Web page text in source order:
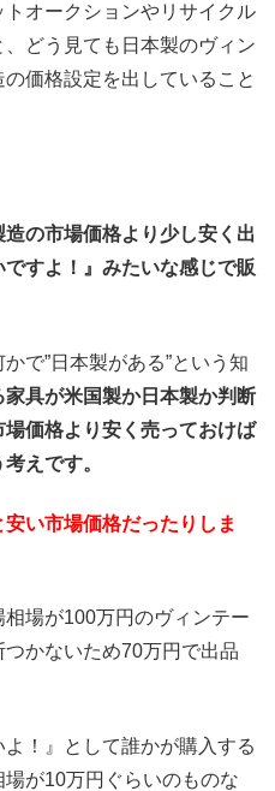
オークションやリサイクル
どう見ても日本製のヴィン
価格設定を出していること
造の市場価格より少し安く出
すよ！』みたいな感じで販
で”日本製がある”という知
家具が米国製か日本製か判断
価格より安く売っておけば
えです。
い市場価格だったりしま
場が100万円のヴィンテー
かないため70万円で出品
！』として誰かが購入する
が10万円ぐらいのものな